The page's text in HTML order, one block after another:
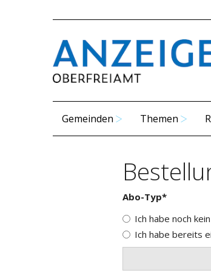
Gemeinden Themen